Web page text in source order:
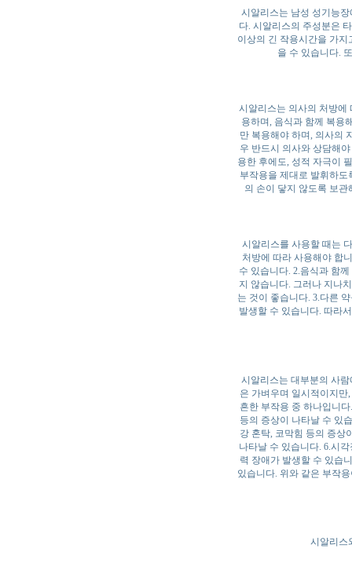
시알리스는 남성 성기능
다. 시알리스의 주성분은
이상의 긴 작용시간을 가
을 수 있습니다.
시알리스는 의사의 처방에
용하며, 음식과 함께 복용
만 복용해야 하며, 의사의
우 반드시 의사와 상담해
용한 후에도, 성적 자극이
부작용을 제대로 발휘하
의 손이 닿지 않도록 보
시알리스를 사용할 때는
처방에 따라 사용해야 합
수 있습니다. 2.음식과 함
지 않습니다. 그러나 지나
는 것이 좋습니다. 3.다른
발생할 수 있습니다. 따라
시알리스는 대부분의 사
은 가벼우며 일시적이지
흔한 부작용 중 하나입니
등의 증상이 나타날 수 있
강 혼탁, 코막힘 등의 증상
나타날 수 있습니다. 6.시
력 장애가 발생할 수 있습
있습니다. 위와 같은 부작
시알리스